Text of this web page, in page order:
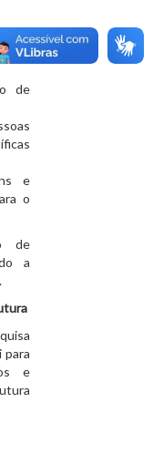
ao
de
e
o
de
a
para
e